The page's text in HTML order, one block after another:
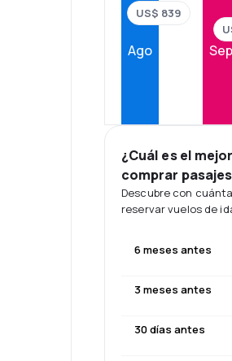
Ago
US$ 839
¿Cuál es el
comprar
Descubre con
reservar vuelos de
6 meses antes
3 meses antes
30 días antes